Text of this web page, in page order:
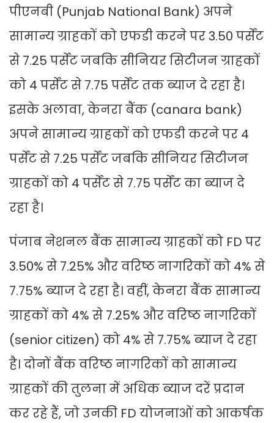
पीएनबी (Punjab National Bank) अपने
सामान्य ग्राहकों को एफडी करने पर 3.50 पर्सेंट
से 7.25 पर्सेंट जबकि सीनियर सिटीजन ग्राहकों
को 4 पर्सेंट से 7.75 पर्सेंट तक ब्याज दे रहा है।
इसके अलावा, केनरा बैंक (canara bank)
अपने सामान्य ग्राहकों को एफडी करने पर 4
पर्सेंट से 7.25 पर्सेंट जबकि सीनियर सिटीजन
ग्राहकों को 4 पर्सेंट से 7.75 पर्सेंट का ब्याज दे
रहा है।
पंजाब नेशनल बैंक सामान्य ग्राहकों को FD पर
3.50% से 7.25% और वरिष्ठ नागरिकों को 4% से
7.75% ब्याज दे रहा है। वहीं, केनरा बैंक सामान्य
ग्राहकों को 4% से 7.25% और वरिष्ठ नागरिकों
(senior citizen) को 4% से 7.75% ब्याज दे रहा
है। दोनों बैंक वरिष्ठ नागरिकों को सामान्य
ग्राहकों की तुलना में अधिक ब्याज दरें प्रदान
कर रहे हैं, जो उनकी FD योजनाओं को आकर्षक